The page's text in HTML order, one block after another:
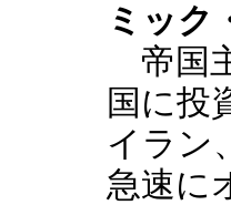
ミック
帝国
国に投
イラン
急速に